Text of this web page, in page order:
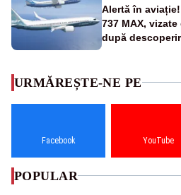
Alertă în
737 MAX,
după
URMĂREȘTE-NE PE
Facebook YouTube
POPULAR